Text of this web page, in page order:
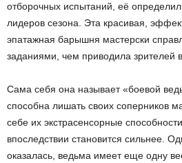
отборочных испытаний, её
лидеров сезона. Эта красивая,
эпатажная барышня мастерски
заданиями, чем приводила зрителей
Сама себя она называет «боевой
способна лишать своих соперников
себе их экстрасенсорные
впоследствии становится сильнее.
оказалась, ведьма имеет еще одну